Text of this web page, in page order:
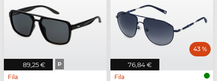
89,25 € P
Fila
76,84 €
43 %
Fila